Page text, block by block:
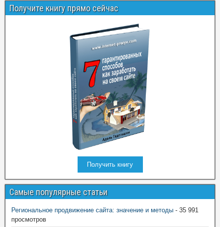
Получите книгу прямо сейчас
Получить книгу
Самые популярные статьи
Региональное продвижение сайта: значение и методы - 35 991
просмотров